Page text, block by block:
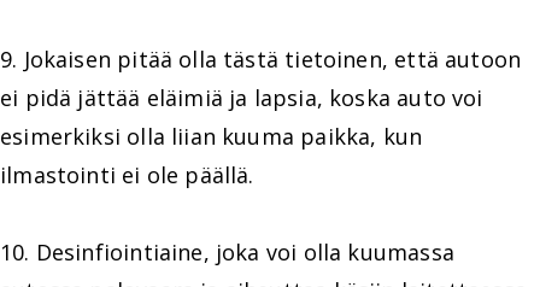
9. Jokaisen pitää olla tästä tietoinen, että autoon
ei pidä jättää eläimiä ja lapsia, koska auto voi
esimerkiksi olla liian kuuma paikka, kun
ilmastointi ei ole päällä.
10. Desinfiointiaine, joka voi olla kuumassa